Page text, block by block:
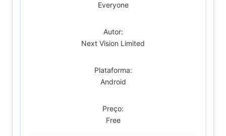
Everyone
Autor:
Next Vision Limited
Plataforma:
Android
Preço:
Free